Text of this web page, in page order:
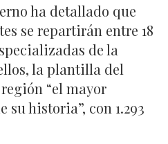
ha detallado que
se repartirán entre 18
de la
la plantilla del
“el mayor
su historia”, con 1.293